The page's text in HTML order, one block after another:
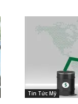
Tin Tức Mỹ